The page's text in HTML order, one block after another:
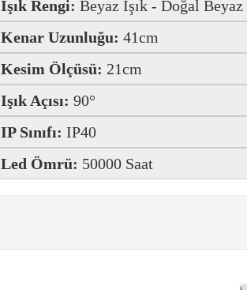
Işık Rengi: Beyaz Işık - Doğal Beyaz
Kenar Uzunluğu: 41cm
Kesim Ölçüsü: 21cm
Işık Açısı: 90°
IP Sınıfı: IP40
Led Ömrü: 50000 Saat